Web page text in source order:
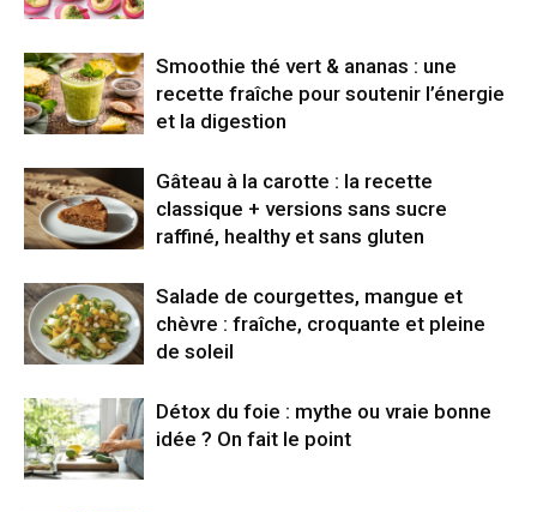
Smoothie thé vert & ananas : une
recette fraîche pour soutenir l’énergie
et la digestion
Gâteau à la carotte : la recette
classique + versions sans sucre
raffiné, healthy et sans gluten
Salade de courgettes, mangue et
chèvre : fraîche, croquante et pleine
de soleil
Détox du foie : mythe ou vraie bonne
idée ? On fait le point